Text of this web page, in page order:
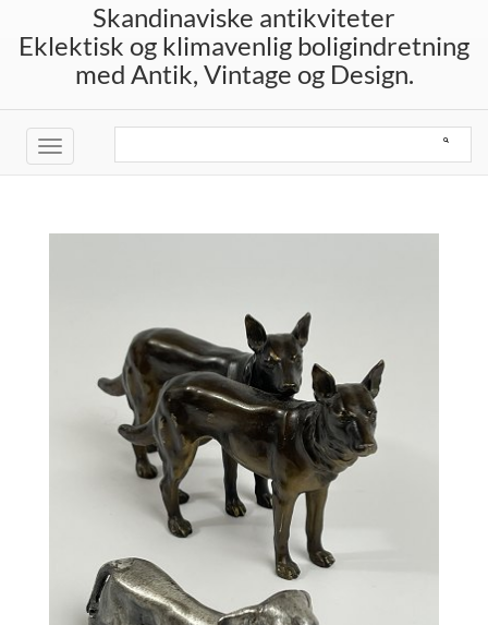
Skandinaviske antikviteter
Eklektisk og klimavenlig boligindretning
med Antik, Vintage og Design.
Toggle
navigation